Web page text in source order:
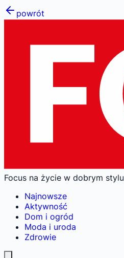
powrót
Focus na życie w dobrym stylu
Najnowsze
Aktywność
Dom i ogród
Moda i uroda
Zdrowie